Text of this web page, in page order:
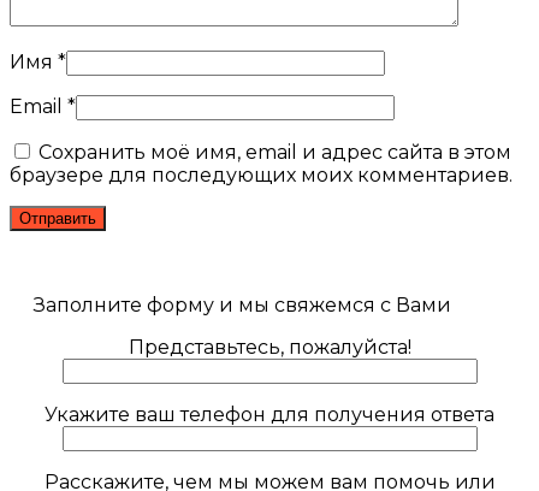
Имя *
Email *
Сохранить моё имя, email и адрес сайта в этом
браузере для последующих моих комментариев.
Заполните форму и мы свяжемся с Вами
Представьтесь, пожалуйста!
Укажите ваш телефон для получения ответа
Расскажите, чем мы можем вам помочь или